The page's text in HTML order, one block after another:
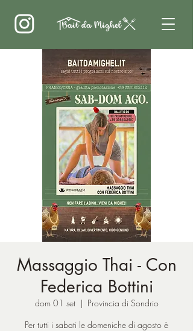
Massaggio Thai - Con
Federica Bottini
dom 01 set
  |
Provincia di Sondrio
Per tutti i sabati le domeniche di agosto è